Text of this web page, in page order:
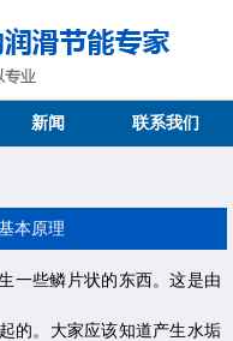
新闻 联系我们
本原理
一些鳞片状的东西。这是由
的。大家应该知道产生水垢